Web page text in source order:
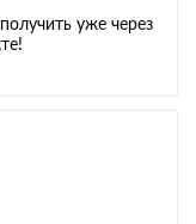
уже через